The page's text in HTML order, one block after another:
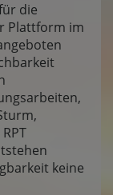
die
Plattform im
keine